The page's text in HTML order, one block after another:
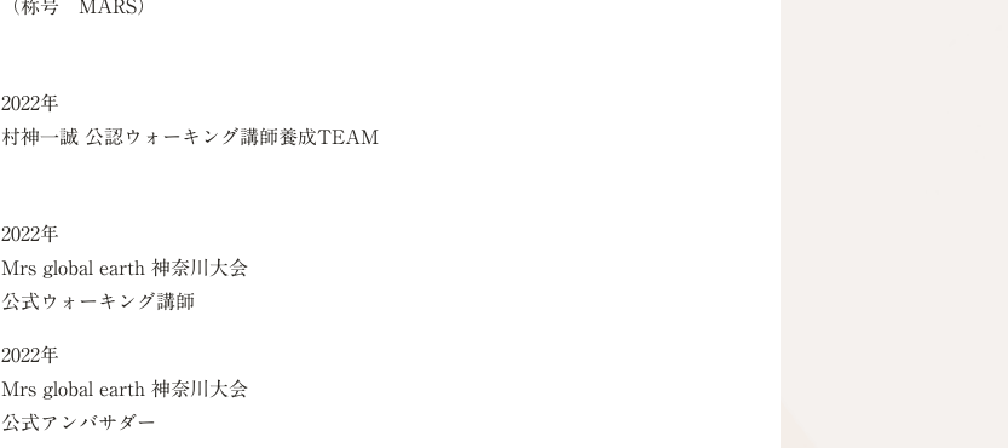
（称号 MARS）
2022年
村神一誠 公認ウォーキング講師養成TEAM
2022年
Mrs global earth 神奈川大会
公式ウォーキング講師
2022年
Mrs global earth 神奈川大会
公式アンバサダー